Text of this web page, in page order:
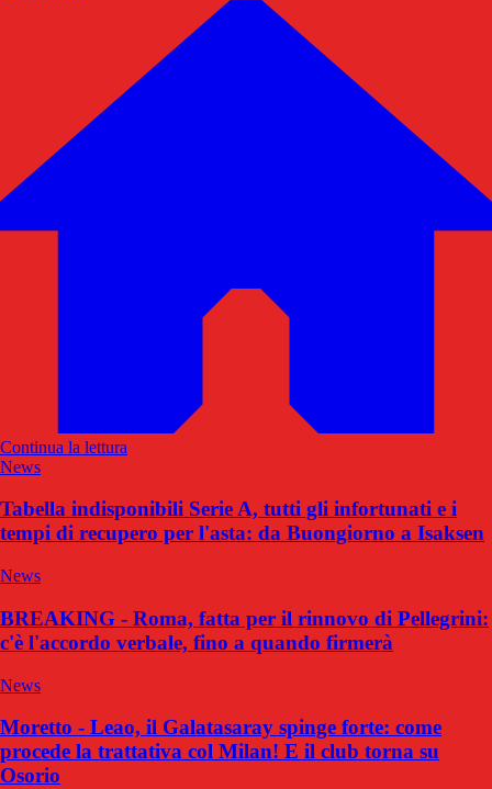
Continua la lettura
News
Tabella indisponibili Serie A, tutti gli infortunati e i
tempi di recupero per l'asta: da Buongiorno a Isaksen
News
BREAKING - Roma, fatta per il rinnovo di Pellegrini:
c'è l'accordo verbale, fino a quando firmerà
News
Moretto - Leao, il Galatasaray spinge forte: come
procede la trattativa col Milan! E il club torna su
Osorio